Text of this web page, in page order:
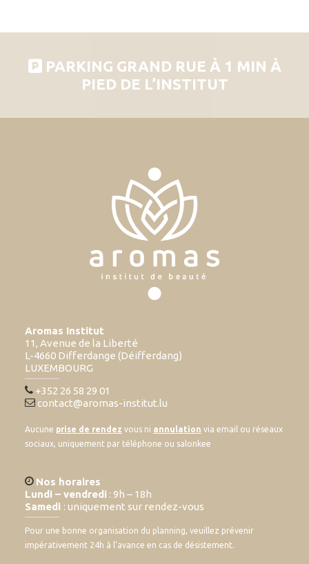
PARKING GRAND RUE À 1 MIN À
PIED DE L’INSTITUT
Aromas Institut
11, Avenue de la Liberté
L-4660 Differdange (Déifferdang)
LUXEMBOURG
+352 26 58 29 01
contact@aromas-institut.lu
Aucune prise de rendez vous ni annulation via email ou réseaux
sociaux, uniquement par téléphone ou salonkee
Nos horaires
Lundi – vendredi : 9h – 18h
Samedi : uniquement sur rendez-vous
Pour une bonne organisation du planning, veuillez prévenir
impérativement 24h à l’avance en cas de désistement.